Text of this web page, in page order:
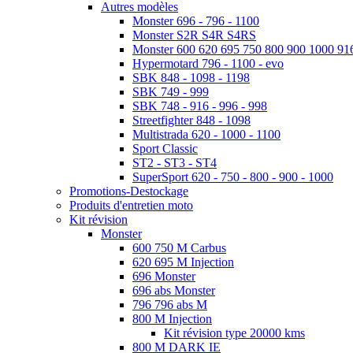
Autres modèles
Monster 696 - 796 - 1100
Monster S2R S4R S4RS
Monster 600 620 695 750 800 900 1000
Hypermotard 796 - 1100 - evo
SBK 848 - 1098 - 1198
SBK 749 - 999
SBK 748 - 916 - 996 - 998
Streetfighter 848 - 1098
Multistrada 620 - 1000 - 1100
Sport Classic
ST2 - ST3 - ST4
SuperSport 620 - 750 - 800 - 900 - 1000
Promotions-Destockage
Produits d'entretien moto
Kit révision
Monster
600 750 M Carbus
620 695 M Injection
696 Monster
696 abs Monster
796 796 abs M
800 M Injection
Kit révision type 20000 kms
800 M DARK IE